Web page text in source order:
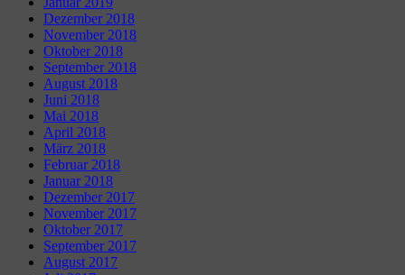
Dezember 2018
November 2018
Oktober 2018
September 2018
August 2018
Juni 2018
Mai 2018
April 2018
März 2018
Februar 2018
Januar 2018
Dezember 2017
November 2017
Oktober 2017
September 2017
August 2017